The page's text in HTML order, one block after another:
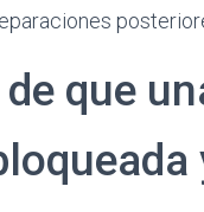
que